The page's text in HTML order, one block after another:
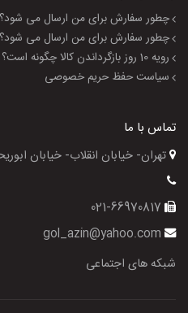
چطور سفارش برای من ارسال می شود؟
چطور سفارش برای من ارسال می شود؟
رویه 10 روز بازگرداندن کالا چگونه است؟
سیاست حفظ حریم خصوصی
تماس با ما
تهران- خیابان انقلاب- خیابان ابوریحان- پلاک 61-
شبکه های اجتماعی